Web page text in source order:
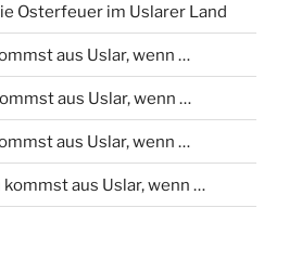
Osterfeuer im Uslarer Land
aus Uslar, wenn …
aus Uslar, wenn …
aus Uslar, wenn …
kommst aus Uslar, wenn …